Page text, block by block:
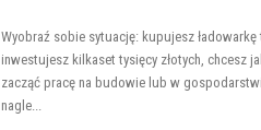
Wyobraź sobie sytuację: kupujesz
inwestujesz kilkaset tysięcy złotych, chcesz
zacząć pracę na budowie lub w
nagle...